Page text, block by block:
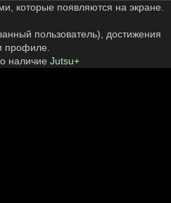
которые появляются на экране.
пользователь), достижения
профиле.
наличие Jutsu+